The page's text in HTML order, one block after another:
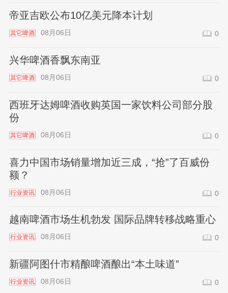
帝亚吉欧公布10亿美元降本计划
其它啤酒 08月06日 0
兴华啤酒香飘东南亚
其它啤酒 08月06日 0
西班牙达姆啤酒收购英国一家饮料公司部分股
份
其它啤酒 08月06日 0
喜力中国市场销量增加近三成，“抢”了百威份
额？
行业资讯 08月06日 0
越南啤酒市场生机勃发 国际品牌转移战略重心
行业资讯 08月06日 0
新疆阿图什市精酿啤酒酿出“本土味道”
行业资讯 08月06日 0